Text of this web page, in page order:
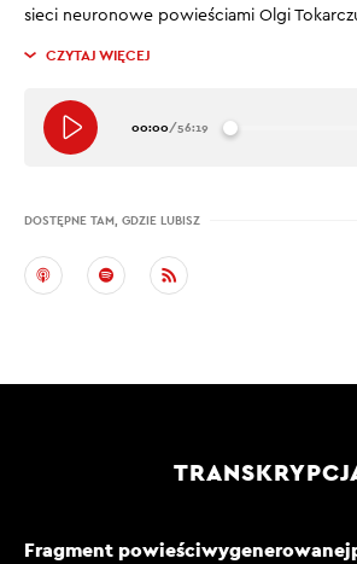
sieci neuronowe powieściami Olgi
CZYTAJ WIĘCEJ
00:00/56:19
DOSTĘPNE TAM, GDZIE LUBISZ
Fragment